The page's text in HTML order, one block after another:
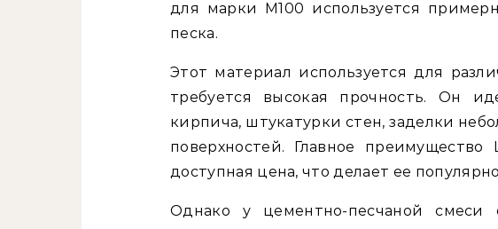
для марки М100 используется
песка.
Этот материал используется для
требуется высокая прочность. Он
кирпича, штукатурки стен, заделки
поверхностей. Главное
доступная цена, что делает ее
Однако у цементно-песчаной